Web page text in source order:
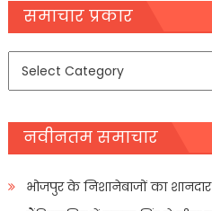
navigation
समाचार प्रकार
समाचार
नवीनतम समाचार
भोजपुर के निशानेबाजों का शानदार